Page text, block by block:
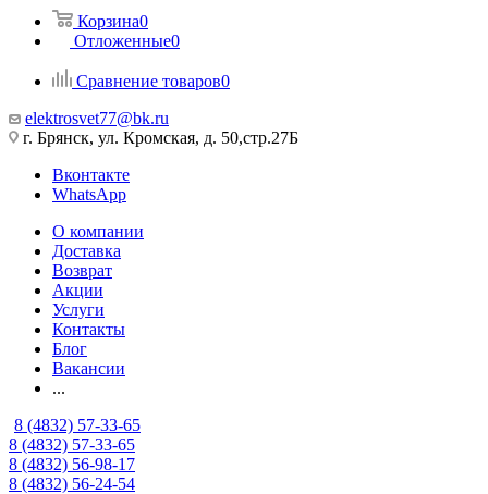
Корзина0
Отложенные0
Сравнение товаров0
elektrosvet77@bk.ru
г. Брянск, ул. Кромская, д. 50,стр.27Б
Вконтакте
WhatsApp
О компании
Доставка
Возврат
Акции
Услуги
Контакты
Блог
Вакансии
...
8 (4832) 57-33-65
8 (4832) 57-33-65
8 (4832) 56-98-17
8 (4832) 56-24-54